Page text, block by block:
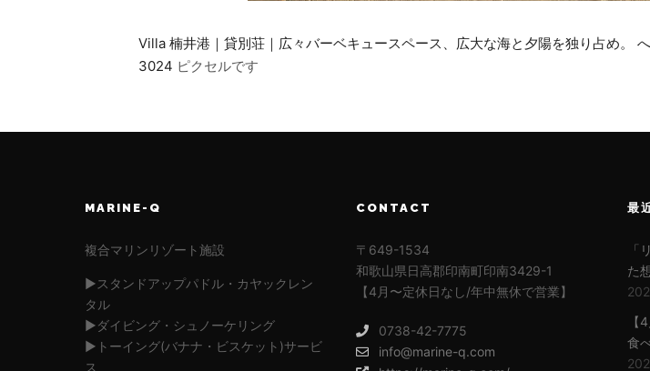
Villa 楠井港｜貸別荘｜広々バーベキュースペース、広大な海と夕陽を独り占め。
3024 ピクセルです
MARINE-Q
複合マリンリゾート施設
▶︎スタンドアップパドル・カヤックレン
タル
▶︎ダイビング・シュノーケリング
▶︎トーイング(バナナ・ビスケット)サービ
ス
CONTACT
〒649-1534
和歌山県日高郡印南町印南3429-1
【4月〜定休日なし/年中無休で営業】
0738-42-7775
info@marine-q.com
最
「
た
食